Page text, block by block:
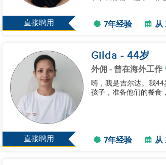
直接聘用 7年经验 从
直接聘用
Gilda - 44岁
外佣 - 曾在海外工作
嗨，我是吉尔达。我
孩子，准备他们的餐食
7年经验 从